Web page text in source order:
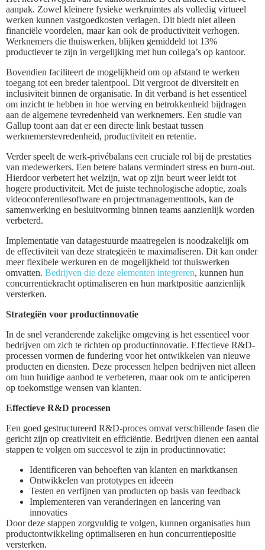
aanpak. Zowel kleinere fysieke werkruimtes als volledig virtueel
werken kunnen vastgoedkosten verlagen. Dit biedt niet alleen
financiële voordelen, maar kan ook de productiviteit verhogen.
Werknemers die thuiswerken, blijken gemiddeld tot 13%
productiever te zijn in vergelijking met hun collega’s op kantoor.
Bovendien faciliteert de mogelijkheid om op afstand te werken
toegang tot een breder talentpool. Dit vergroot de diversiteit en
inclusiviteit binnen de organisatie. In dit verband is het essentieel
om inzicht te hebben in hoe werving en betrokkenheid bijdragen
aan de algemene tevredenheid van werknemers. Een studie van
Gallup toont aan dat er een directe link bestaat tussen
werknemerstevredenheid, productiviteit en retentie.
Verder speelt de werk-privébalans een cruciale rol bij de prestaties
van medewerkers. Een betere balans vermindert stress en burn-out.
Hierdoor verbetert het welzijn, wat op zijn beurt weer leidt tot
hogere productiviteit. Met de juiste technologische adoptie, zoals
videoconferentiesoftware en projectmanagementtools, kan de
samenwerking en besluitvorming binnen teams aanzienlijk worden
verbeterd.
Implementatie van datagestuurde maatregelen is noodzakelijk om
de effectiviteit van deze strategieën te maximaliseren. Dit kan onder
meer flexibele werkuren en de mogelijkheid tot thuiswerken
omvatten. Bedrijven die deze elementen integreren, kunnen hun
concurrentiekracht optimaliseren en hun marktpositie aanzienlijk
versterken.
Strategiën voor productinnovatie
In de snel veranderende zakelijke omgeving is het essentieel voor
bedrijven om zich te richten op productinnovatie. Effectieve R&D-
processen vormen de fundering voor het ontwikkelen van nieuwe
producten en diensten. Deze processen helpen bedrijven niet alleen
om hun huidige aanbod te verbeteren, maar ook om te anticiperen
op toekomstige wensen van klanten.
Effectieve R&D processen
Een goed gestructureerd R&D-proces omvat verschillende fasen die
gericht zijn op creativiteit en efficiëntie. Bedrijven dienen een aantal
stappen te volgen om succesvol te zijn in productinnovatie:
Identificeren van behoeften van klanten en marktkansen
Ontwikkelen van prototypes en ideeën
Testen en verfijnen van producten op basis van feedback
Implementeren van veranderingen en lancering van
innovaties
Door deze stappen zorgvuldig te volgen, kunnen organisaties hun
productontwikkeling optimaliseren en hun concurrentiepositie
versterken.